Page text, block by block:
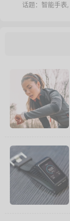
话题： 智能手表